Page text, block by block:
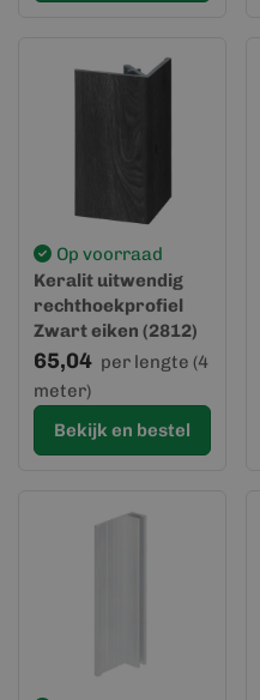
Op voorraad
Keralit uitwendig
rechthoekprofiel
Zwart eiken (2812)
65,04 per lengte (4
meter)
Bekijk en bestel